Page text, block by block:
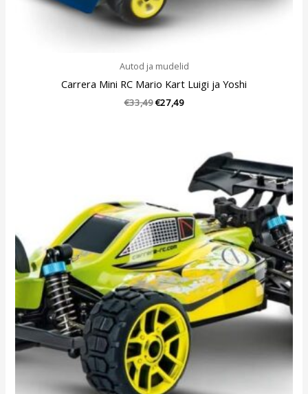
Autod ja mudelid
Carrera Mini RC Mario Kart Luigi ja Yoshi
€33,49€27,49